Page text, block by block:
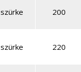
szürke 200
szürke 220